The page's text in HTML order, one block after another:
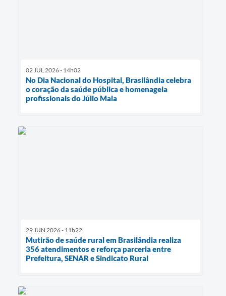
02 JUL 2026 - 14h02
No Dia Nacional do Hospital, Brasilândia celebra
o coração da saúde pública e homenageia
profissionais do Júlio Maia
29 JUN 2026 - 11h22
Mutirão de saúde rural em Brasilândia realiza
356 atendimentos e reforça parceria entre
Prefeitura, SENAR e Sindicato Rural